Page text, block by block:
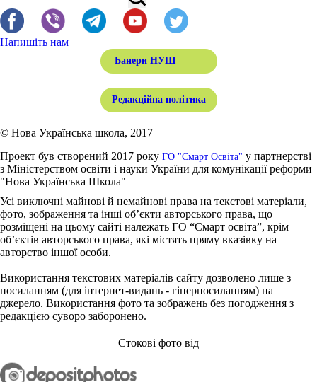
Напишіть нам
Банери НУШ
Редакційна політика
© Нова Українська школа, 2017
Проект був створений 2017 року ГО "Смарт Освіта" у партнерстві
з Міністерством освіти і науки України для комунікації реформи
"Нова Українська Школа"
Усі виключні майнові й немайнові права на текстові матеріали,
фото, зображення та інші об’єкти авторського права, що
розміщені на цьому сайті належать ГО “Смарт освіта”, крім
об’єктів авторського права, які містять пряму вказівку на
авторство іншої особи.
Використання текстових матеріалів сайту дозволено лише з
посиланням (для інтернет-видань - гіперпосиланням) на
джерело. Використання фото та зображень без погодження з
редакцією суворо заборонено.
Стокові фото від